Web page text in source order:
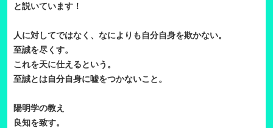
と説いています！
人に対してではなく、なによりも自分自身を欺かない。
至誠を尽くす。
これを天に仕えるという。
至誠とは自分自身に嘘をつかないこと。
陽明学の教え
良知を致す。